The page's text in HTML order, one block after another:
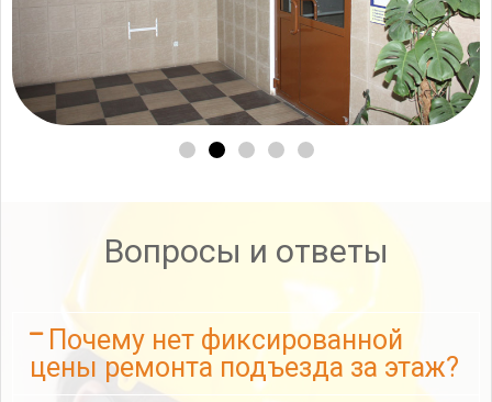
Вопросы и ответы
Почему нет фиксированной
цены ремонта подъезда за этаж?